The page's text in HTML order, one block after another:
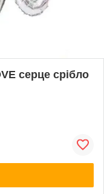
серце срібло